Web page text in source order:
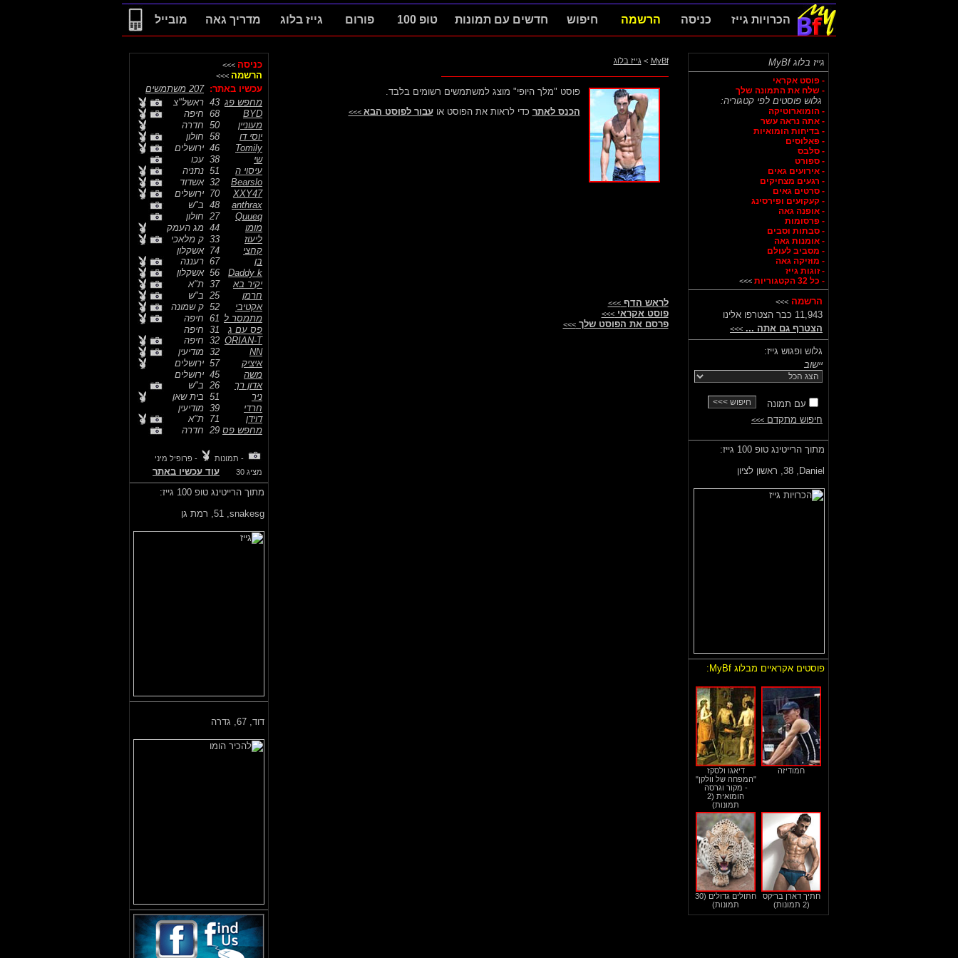
הכרויות גייז כניסה הרשמה חיפוש חדשים עם תמונות טופ 100 פורום גייז בלוג מדריך גאה מובייל
גייז בלוג MyBf
- פוסט אקראי
- שלח את התמונה שלך
גלוש פוסטים לפי קטגוריה:
- הומוארוטיקה
- אתה נראה עשר
- בדיחות הומואיות
- פאלוסים
- סלבס
- ספורט
- אירועים גאים
- רגעים מצחיקים
- סרטים גאים
- קעקועים ופירסינג
- אופנה גאה
- פרסומות
- סבתות וסבים
- אומנות גאה
- מסביב לעולם
- מוזיקה גאה
- זוגות גייז
- כל 32 הקטגוריות
>>>
הרשמה >>>
11,943 כבר הצטרפו אלינו
הצטרף גם אתה ... >>>
גלוש ופגוש גייז:
יישוב
עם תמונה
חיפוש מתקדם >>>
מתוך הרייטינג טופ 100 גייז:
Daniel,
38, ראשון לציון
פוסטים אקראיים מבלוג MyBf:
חמודיזה
דיאגו ולסקז
"המפחה של וולקן"
- מקור וגרסה
הומואית (2
תמונות)
חתיך דארן בריקס
(2 תמונות)
חתולים גדולים (30
תמונות)
MyBf
> גייז בלוג
פוסט "מלך היופי" מוצג למשתמשים רשומים בלבד.
הכנס לאתר כדי לראות את הפוסט אועבור לפוסט הבא >>>
לראש הדף>>>
פוסט אקראי>>>
פרסם את הפוסט שלך>>>
כניסה >>>
הרשמה >>>
עכשיו באתר: 207 משתמשים
מחפש פג
ראשל"צ
BYD
חיפה
מעוניין
חדרה
יוסי דו
חולון
Tomily
ירושלים
שי
עכו
עיסוי ה
נתניה
Bearslo
אשדוד
XXY47
ירושלים
anthrax
ב"ש
Quueq
27
חולון
מומו
מג העמק
ליעוז
ק מלאכי
קחצי
אשקלון
בן
67
רעננה
Daddy k
אשקלון
יקיר בא
37
ת"א
חרמן
25
ב"ש
אקטיבי
ק שמונה
מתמסר ל
חיפה
פס עם ג
חיפה
ORIAN-T
חיפה
NN
מודיעין
איציק
57
ירושלים
משה
45
ירושלים
אדון רך
ב"ש
ניר
בית שאן
חרדי
מודיעין
דוידן
ת"א
מחפש פס
חדרה
- תמונות
- פרופיל מיני
מציג 30
עוד עכשיו באתר
מתוך הרייטינג טופ 100 גייז:
snakesg, 51, רמת גן
דוד, 67, גדרה